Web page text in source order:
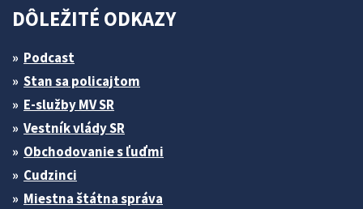
DÔLEŽITÉ ODKAZY
Podcast
Stan sa policajtom
E-služby MV SR
Vestník vlády SR
Obchodovanie s ľuďmi
Cudzinci
Miestna štátna správa